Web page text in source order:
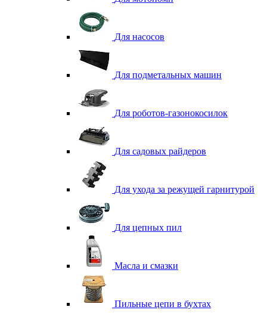
Для насосов
Для подметальных машин
Для роботов-газонокосилок
Для садовых райдеров
Для ухода за режущей гарнитурой
Для цепных пил
Масла и смазки
Пильные цепи в бухтах